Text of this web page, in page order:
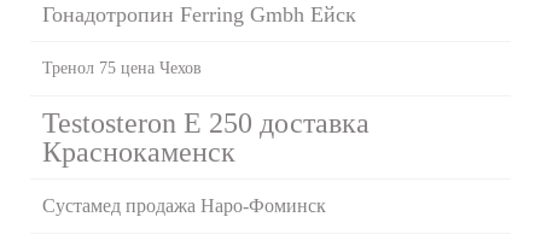
Гонадотропин Ferring Gmbh Ейск
Тренол 75 цена Чехов
Testosteron E 250 доставка
Краснокаменск
Сустамед продажа Наро-Фоминск